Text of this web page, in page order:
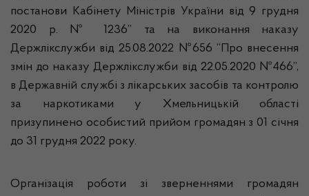
постанови Кабінету Міністрів України від 9 грудня
2020 р. № 1236” та на виконання наказу
Держлікслужби від 25.08.2022 №656 “Про внесення
змін до наказу Держлікслужби від 22.05.2020 №466”,
в Державній службі з лікарських засобів та контролю
за наркотиками у Хмельницькій області
призупинено особистий прийом громадян з 01 січня
до 31 грудня 2022 року.
Організація роботи зі зверненнями громадян